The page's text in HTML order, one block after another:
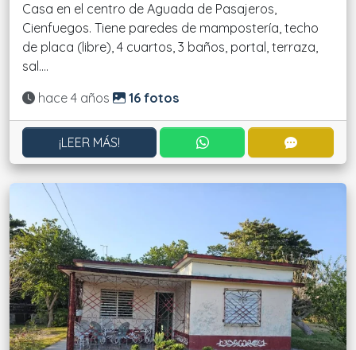
Casa en el centro de Aguada de Pasajeros,
Cienfuegos. Tiene paredes de mampostería, techo
de placa (libre), 4 cuartos, 3 baños, portal, terraza,
sal....
Actualizado:
hace 4 años 16 fotos
¡LEER MÁS! CONTACTAR POR